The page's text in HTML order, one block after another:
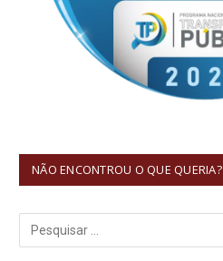
NÃO ENCONTROU O QUE QUERIA?